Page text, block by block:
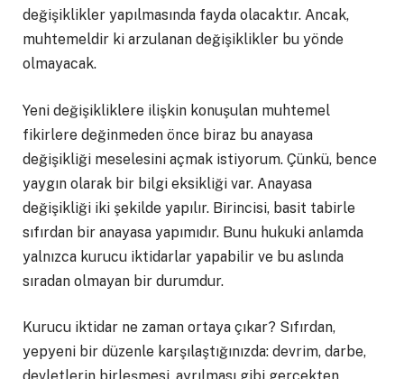
değişiklikler yapılmasında fayda olacaktır. Ancak,
muhtemeldir ki arzulanan değişiklikler bu yönde
olmayacak.
Yeni değişikliklere ilişkin konuşulan muhtemel
fikirlere değinmeden önce biraz bu anayasa
değişikliği meselesini açmak istiyorum. Çünkü, bence
yaygın olarak bir bilgi eksikliği var. Anayasa
değişikliği iki şekilde yapılır. Birincisi, basit tabirle
sıfırdan bir anayasa yapımıdır. Bunu hukuki anlamda
yalnızca kurucu iktidarlar yapabilir ve bu aslında
sıradan olmayan bir durumdur.
Kurucu iktidar ne zaman ortaya çıkar? Sıfırdan,
yepyeni bir düzenle karşılaştığınızda: devrim, darbe,